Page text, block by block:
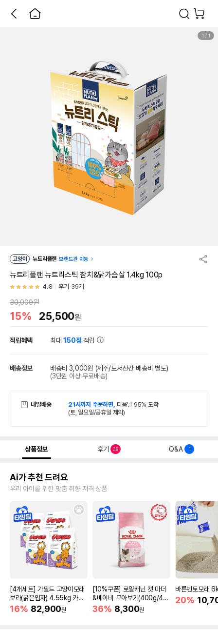
1 / 1
고양이 뉴트리플랜 브랜드관 이동
뉴트리플랜 뉴트리스틱 참치&닭가슴살 1.4kg 100p
4.8 후기 39개
30,000원
15% 25,500원
적립혜택 최대150점 적립
배송정보 배송비 3,000원 (제주/도서산간 배송비 별도)
(3만원 이상 무료배송)
내일배송 21시까지 주문하면, 다음날 95% 도착
(토, 일요일/공휴일 제외)
상품정보 후기 39 Q&A 1
Ai가 추천 드려요
우리 아이를 위한 맞춤 취향 저격 상품
[4개세트] 가필드 고양이모래
보라(굵은입자) 4.55kg 카사
바모래
16% 82,900원
[10%쿠폰] 로얄캐닌 캣 마더
&베이비 모아보기(400g/4/1
0kg)
36% 8,300원
바른벤토모래
20%